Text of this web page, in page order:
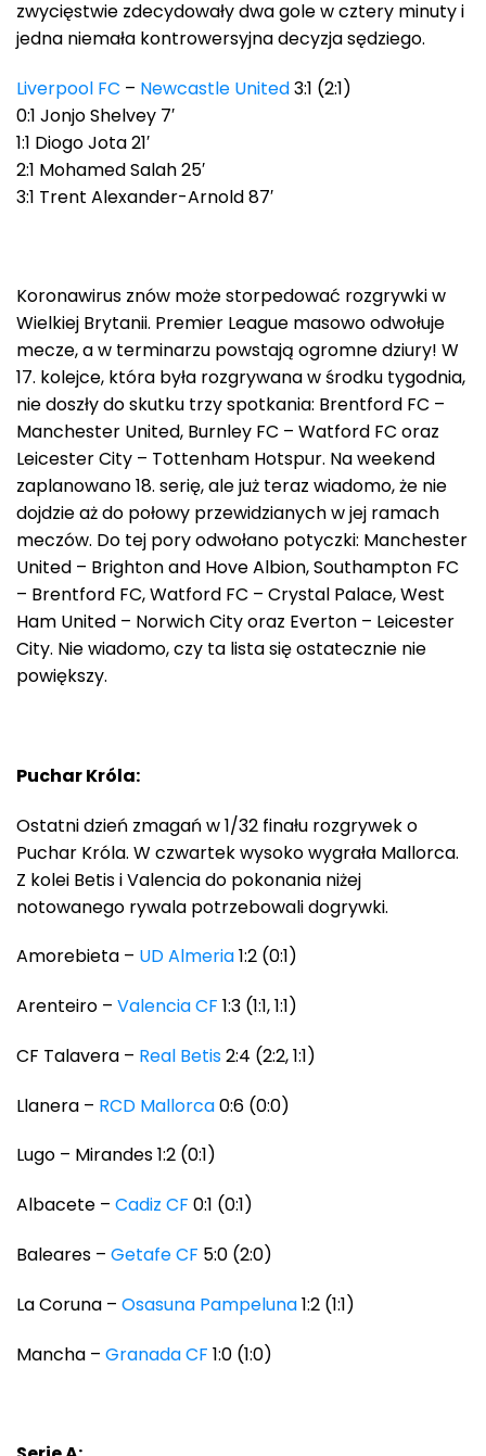
zwycięstwie zdecydowały dwa gole w cztery minuty i
jedna niemała kontrowersyjna decyzja sędziego.
Liverpool FC – Newcastle United3:1 (2:1)
0:1 Jonjo Shelvey 7′
1:1 Diogo Jota 21′
2:1 Mohamed Salah 25′
3:1 Trent Alexander-Arnold 87′
Koronawirus znów może storpedować rozgrywki w
Wielkiej Brytanii. Premier League masowo odwołuje
mecze, a w terminarzu powstają ogromne dziury! W
17. kolejce, która była rozgrywana w środku tygodnia,
nie doszły do skutku trzy spotkania: Brentford FC –
Manchester United, Burnley FC – Watford FC oraz
Leicester City – Tottenham Hotspur. Na weekend
zaplanowano 18. serię, ale już teraz wiadomo, że nie
dojdzie aż do połowy przewidzianych w jej ramach
meczów. Do tej pory odwołano potyczki: Manchester
United – Brighton and Hove Albion, Southampton FC
– Brentford FC, Watford FC – Crystal Palace, West
Ham United – Norwich City oraz Everton – Leicester
City. Nie wiadomo, czy ta lista się ostatecznie nie
powiększy.
Puchar Króla:
Ostatni dzień zmagań w 1/32 finału rozgrywek o
Puchar Króla. W czwartek wysoko wygrała Mallorca.
Z kolei Betis i Valencia do pokonania niżej
notowanego rywala potrzebowali dogrywki.
Amorebieta – UD Almeria1:2 (0:1)
Arenteiro – Valencia CF 1:3 (1:1, 1:1)
CF Talavera – Real Betis2:4 (2:2, 1:1)
Llanera – RCD Mallorca0:6 (0:0)
Lugo – Mirandes 1:2 (0:1)
Albacete – Cadiz CF 0:1 (0:1)
Baleares – Getafe CF 5:0 (2:0)
La Coruna – Osasuna Pampeluna1:2 (1:1)
Mancha – Granada CF 1:0 (1:0)